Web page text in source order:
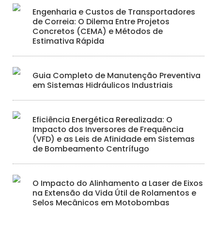
Engenharia e Custos de Transportadores
de Correia: O Dilema Entre Projetos
Concretos (CEMA) e Métodos de
Estimativa Rápida
Guia Completo de Manutenção Preventiva
em Sistemas Hidráulicos Industriais
Eficiência Energética Rerealizada: O
Impacto dos Inversores de Frequência
(VFD) e as Leis de Afinidade em Sistemas
de Bombeamento Centrífugo
O Impacto do Alinhamento a Laser de Eixos
na Extensão da Vida Útil de Rolamentos e
Selos Mecânicos em Motobombas